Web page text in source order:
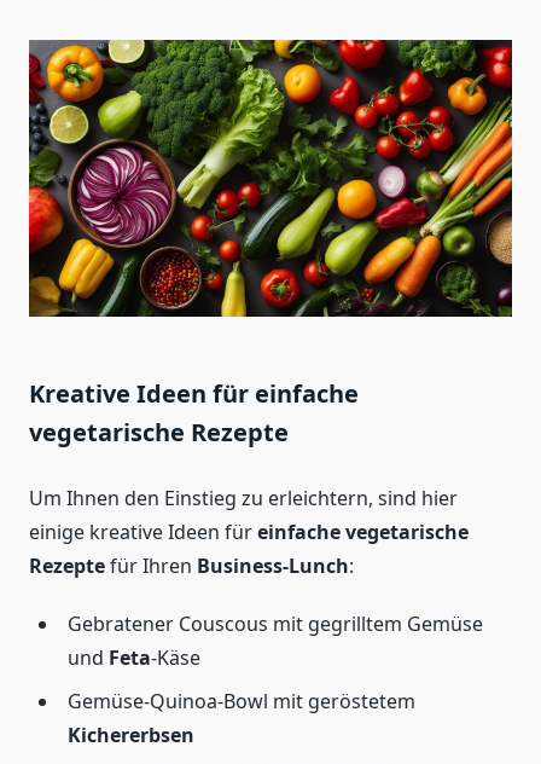
Kreative Ideen für einfache
vegetarische Rezepte
Um Ihnen den Einstieg zu erleichtern, sind hier
einige kreative Ideen füreinfache vegetarische
Rezeptefür Ihren Business-Lunch:
Gebratener Couscous mit gegrilltem Gemüse
und Feta-Käse
Gemüse-Quinoa-Bowl mit geröstetem
Kichererbsen